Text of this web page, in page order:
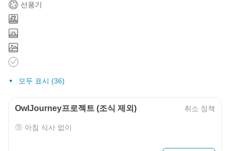
선풍기
모두 표시 (36)
OwlJourney프로젝트 (조식 제외) 취소 정책
아침 식사 없이